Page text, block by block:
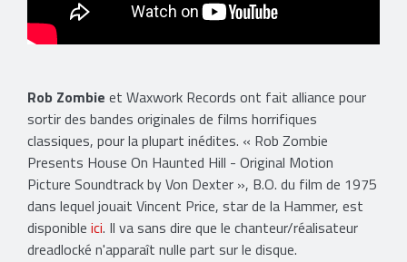
Rob Zombie et Waxwork Records ont fait alliance pour
sortir des bandes originales de films horrifiques
classiques, pour la plupart inédites. « Rob Zombie
Presents House On Haunted Hill - Original Motion
Picture Soundtrack by Von Dexter », B.O. du film de 1975
dans lequel jouait Vincent Price, star de la Hammer, est
disponible ici. Il va sans dire que le chanteur/réalisateur
dreadlocké n'apparaît nulle part sur le disque.